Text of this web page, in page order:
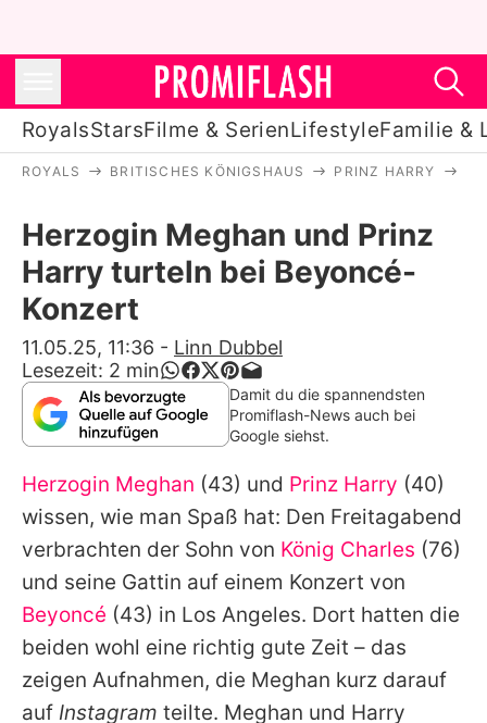
RoyalsStarsFilme & SerienLifestyleFamilie &
Stars
Filme & Serien
Lifestyle
Familie & Liebe
Promiflash Exklusiv
Alle Themen auf Promiflash
Jobs
App runterladen
Team
Redaktionelle Richtlinien
ROYALS BRITISCHES KÖNIGSHAUS PRINZ HARRY
Herzogin Meghan und Prinz
Harry turteln bei Beyoncé-
Konzert
11.05.25, 11:36 - Linn Dubbel
Lesezeit: 2 min
Damit du die spannendsten
Promiflash-News auch bei
Google siehst.
Herzogin Meghan (43) und Prinz Harry (40)
wissen, wie man Spaß hat: Den Freitagabend
verbrachten der Sohn von König Charles (76)
und seine Gattin auf einem Konzert von
Beyoncé (43) in Los Angeles. Dort hatten die
beiden wohl eine richtig gute Zeit – das
zeigen Aufnahmen, die Meghan kurz darauf
auf Instagram teilte. Meghan und Harry